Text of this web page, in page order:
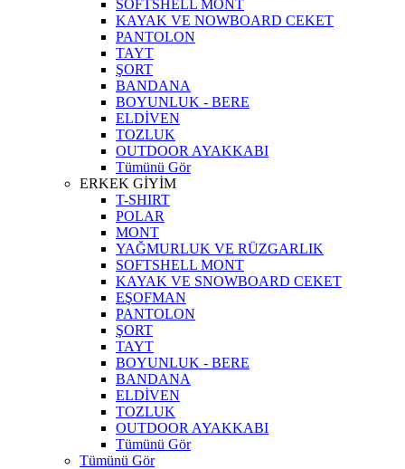
SOFTSHELL MONT
KAYAK VE NOWBOARD CEKET
PANTOLON
TAYT
ŞORT
BANDANA
BOYUNLUK - BERE
ELDİVEN
TOZLUK
OUTDOOR AYAKKABI
Tümünü Gör
ERKEK GİYİM
T-SHIRT
POLAR
MONT
YAĞMURLUK VE RÜZGARLIK
SOFTSHELL MONT
KAYAK VE SNOWBOARD CEKET
EŞOFMAN
PANTOLON
ŞORT
TAYT
BOYUNLUK - BERE
BANDANA
ELDİVEN
TOZLUK
OUTDOOR AYAKKABI
Tümünü Gör
Tümünü Gör